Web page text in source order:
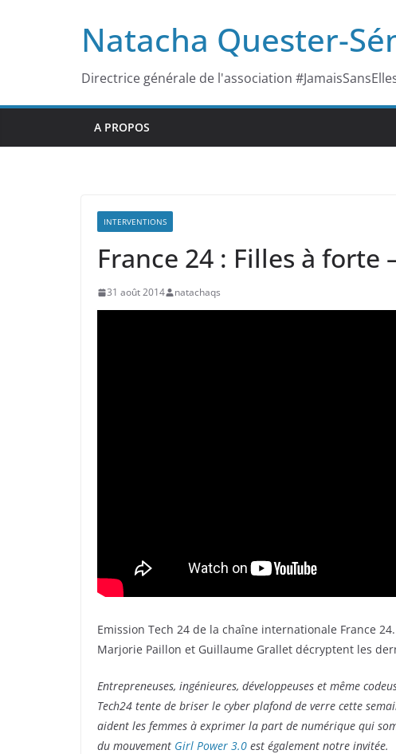
Natacha Quester-
Directrice générale de l'association
A PROPOS
INTERVENTIONS
France 24 : Filles à forte
31 août 2014 natachaqs
Emission Tech 24 de la chaîne internationale France 24.
Marjorie Paillon et Guillaume Grallet décryptent les
Entrepreneuses, ingénieures, développeuses et même
Tech24 tente de briser le cyber plafond de verre cette
aident les femmes à exprimer la part de numérique qui
du mouvement Girl Power 3.0 est également notre invitée.